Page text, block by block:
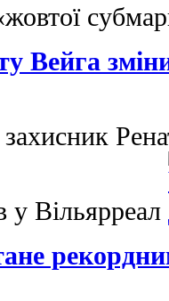
Вейга
у Вільярреал